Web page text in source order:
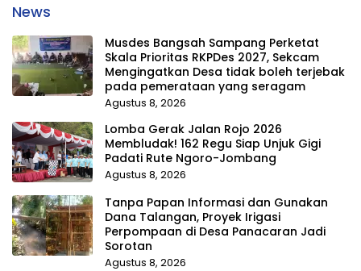
News
Musdes Bangsah Sampang Perketat
Skala Prioritas RKPDes 2027, Sekcam
Mengingatkan Desa tidak boleh terjebak
pada pemerataan yang seragam
Agustus 8, 2026
Lomba Gerak Jalan Rojo 2026
Membludak! 162 Regu Siap Unjuk Gigi
Padati Rute Ngoro-Jombang
Agustus 8, 2026
Tanpa Papan Informasi dan Gunakan
Dana Talangan, Proyek Irigasi
Perpompaan di Desa Panacaran Jadi
Sorotan
Agustus 8, 2026